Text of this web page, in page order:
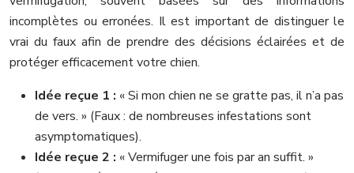
incomplètes ou erronées. Il est important de distinguer le
vrai du faux afin de prendre des décisions éclairées et de
protéger efficacement votre chien.
Idée reçue 1 : « Si mon chien ne se gratte pas, il n’a pas
de vers. » (Faux : de nombreuses infestations sont
asymptomatiques).
Idée reçue 2 : « Vermifuger une fois par an suffit. »